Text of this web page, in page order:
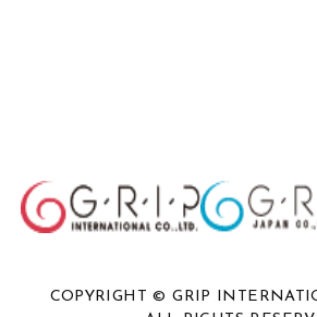
COPYRIGHT © GRIP